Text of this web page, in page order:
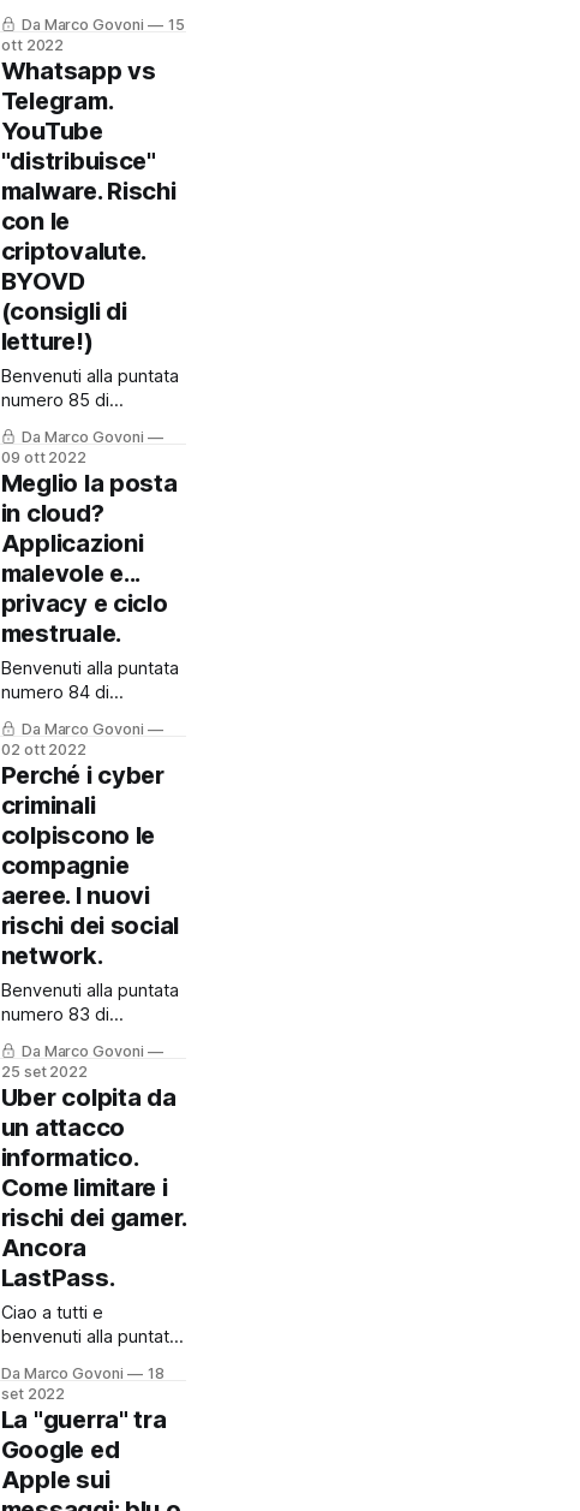
questo progetto
divulgativo,
Cronache Digitali,
dove racconto cosa
succede nel mondo
del cyber crime per
essere più
consapevoli sui temi
riguardanti la
sicurezza informatica.
Come sempre la
puntata è disponibile
anche in Podcast,
cliccando qui! 🙏
Ricordo che questo
blog ed il podcast,
sono gratuiti ed
"indipendenti&
Da Marco Govoni
15
ott 2022
Whatsapp vs
Telegram.
YouTube
"distribuisce"
malware. Rischi
con le
criptovalute.
BYOVD
(consigli di
letture!)
Benvenuti alla puntata
numero 85 di
Cronache Digitali,
dove ogni settimana
prendo spunto da
alcune notizie dal
mondo del cybercrime
per approfondire
alcuni argomenti
assieme. Come
sempre la puntata è
disponibile anche in
Podcast, cliccando
qui. 🙏Ricordo che
podcast, sono gratuiti
ed "indipendenti",
ovvero
Da Marco Govoni
09 ott 2022
Meglio la posta
in cloud?
Applicazioni
malevole e...
privacy e ciclo
mestruale.
Benvenuti alla puntata
numero 84 di
Cronache Digitali.
Come sempre potete
ascoltare anche la
versione in Podcast,
cliccando qui. 🙏
Ricordo che questo
blog ed il podcast,
sono gratuiti ed
"indipendenti", ovvero
senza alcuna
sponsorizzazione e
vengono realizzati nel
mio tempo libero. Se
questo progetto
divulgativo,
Da Marco Govoni
02 ott 2022
Perché i cyber
criminali
colpiscono le
compagnie
aeree. I nuovi
rischi dei social
network.
Benvenuti alla puntata
numero 83 di
Cronache Digitali.
Come sempre la
puntata è disponibile
anche in Podcast,
cliccando qui. 🙏
Ricordo che questo
blog ed il podcast,
sono gratuiti ed
"indipendenti", ovvero
senza alcuna
sponsorizzazione e
vengono realizzati nel
mio tempo libero. Se
vuoi sostenermi in
questo progetto
divulgativo,
Da Marco Govoni
25 set 2022
Uber colpita da
un attacco
informatico.
Come limitare i
rischi dei gamer.
Ancora
LastPass.
Ciao a tutti e
benvenuti alla puntata
Cronache Digitali,
dove vi racconto cosa
succede nel mondo
del cyber crime.
Come sempre la
puntata è disponibile
Da Marco Govoni
18
set 2022
La "guerra" tra
Google ed
Apple sui